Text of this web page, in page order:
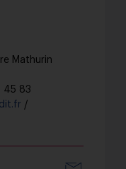
Mathurin
45 83
/